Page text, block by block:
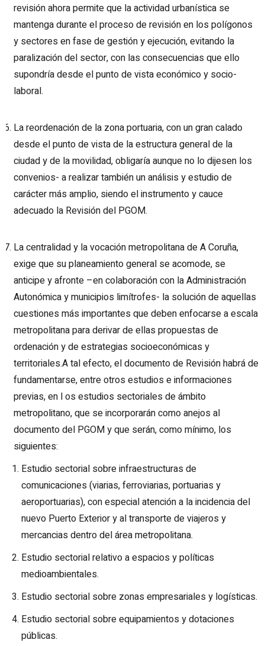
revisión ahora permite que la actividad urbanística se
mantenga durante el proceso de revisión en los polígonos
y sectores en fase de gestión y ejecución, evitando la
paralización del sector, con las consecuencias que ello
supondría desde el punto de vista económico y socio-
laboral.
La reordenación de la zona portuaria, con un gran calado
desde el punto de vista de la estructura general de la
ciudad y de la movilidad, obligaría aunque no lo dijesen los
convenios- a realizar también un análisis y estudio de
carácter más amplio, siendo el instrumento y cauce
adecuado la Revisión del PGOM.
La centralidad y la vocación metropolitana de A Coruña,
exige que su planeamiento general se acomode, se
anticipe y afronte –en colaboración con la Administración
Autonómica y municipios limítrofes- la solución de aquellas
cuestiones más importantes que deben enfocarse a escala
metropolitana para derivar de ellas propuestas de
ordenación y de estrategias socioeconómicas y
territoriales.A tal efecto, el documento de Revisión habrá de
fundamentarse, entre otros estudios e informaciones
previas, en l os estudios sectoriales de ámbito
metropolitano, que se incorporarán como anejos al
documento del PGOM y que serán, como mínimo, los
siguientes:
Estudio sectorial sobre infraestructuras de
comunicaciones (viarias, ferroviarias, portuarias y
aeroportuarias), con especial atención a la incidencia del
nuevo Puerto Exterior y al transporte de viajeros y
mercancias dentro del área metropolitana.
Estudio sectorial relativo a espacios y políticas
medioambientales.
Estudio sectorial sobre zonas empresariales y logísticas.
Estudio sectorial sobre equipamientos y dotaciones
públicas.